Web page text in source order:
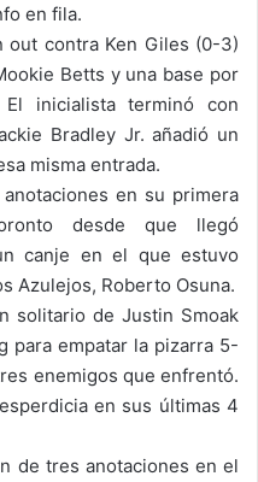
en fila.
out contra Ken Giles (0-3)
Betts y una base por
inicialista terminó con
Bradley Jr. añadió un
misma entrada.
en su primera
desde que llegó
canje en el que estuvo
Azulejos, Roberto Osuna.
solitario de Justin Smoak
para empatar la pizarra 5-
enemigos que enfrentó.
en sus últimas 4
de tres anotaciones en el